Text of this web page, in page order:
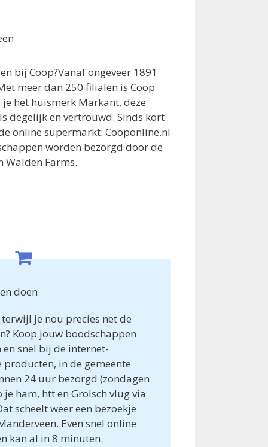
bij Coop?Vanaf ongeveer 1891
meer dan 250 filialen is Coop
het huismerk Markant, deze
degelijk en vertrouwd. Sinds kort
online supermarkt: Cooponline.nl
worden bezorgd door de
Walden Farms.
doen
je nou precies net de
Koop jouw boodschappen
snel bij de internet-
in de gemeente
24 uur bezorgd (zondagen
ham, htt en Grolsch vlug via
scheelt weer een bezoekje
Even snel online
kan al in 8 minuten.